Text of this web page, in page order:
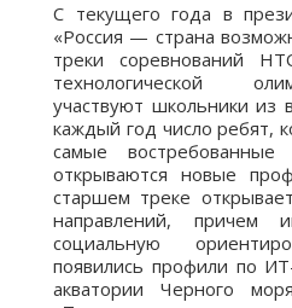
С текущего года в
«Россия — страна
треки соревнований
технологической
участвуют школьники из
каждый год число ребят,
самые востребованные
открываются новые
старшем треке
направлений, причем
социальную
появились профили по
акватории Черного